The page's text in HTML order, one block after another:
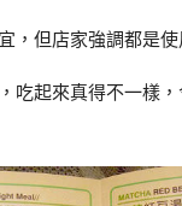
，但店家強調都是
吃起來真得不一樣